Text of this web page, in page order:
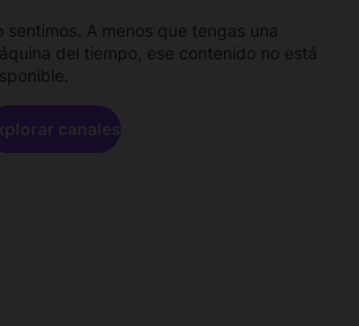
sentimos. A menos que tengas una
del tiempo, ese contenido no está
canales